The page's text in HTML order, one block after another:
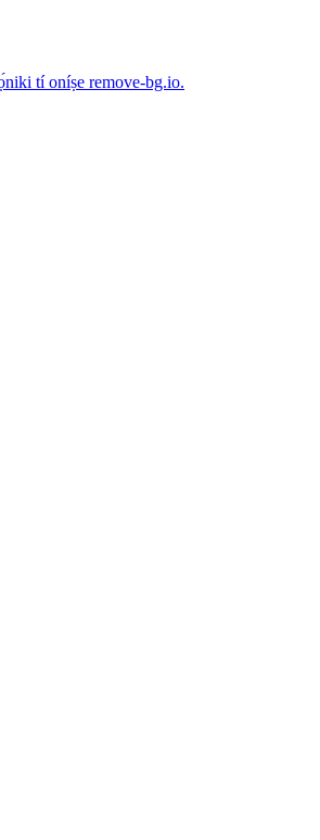
tí oníṣe remove-bg.io.